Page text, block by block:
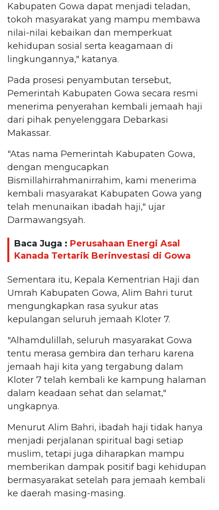
Kabupaten Gowa dapat menjadi teladan,
tokoh masyarakat yang mampu membawa
nilai-nilai kebaikan dan memperkuat
kehidupan sosial serta keagamaan di
lingkungannya," katanya.
Pada prosesi penyambutan tersebut,
Pemerintah Kabupaten Gowa secara resmi
menerima penyerahan kembali jemaah haji
dari pihak penyelenggara Debarkasi
Makassar.
"Atas nama Pemerintah Kabupaten Gowa,
dengan mengucapkan
Bismillahirrahmanirrahim, kami menerima
kembali masyarakat Kabupaten Gowa yang
telah menunaikan ibadah haji," ujar
Darmawangsyah.
Baca Juga : Perusahaan Energi Asal
Kanada Tertarik Berinvestasi di Gowa
Sementara itu, Kepala Kementrian Haji dan
Umrah Kabupaten Gowa, Alim Bahri turut
mengungkapkan rasa syukur atas
kepulangan seluruh jemaah Kloter 7.
"Alhamdulillah, seluruh masyarakat Gowa
tentu merasa gembira dan terharu karena
jemaah haji kita yang tergabung dalam
Kloter 7 telah kembali ke kampung halaman
dalam keadaan sehat dan selamat,"
ungkapnya.
Menurut Alim Bahri, ibadah haji tidak hanya
menjadi perjalanan spiritual bagi setiap
muslim, tetapi juga diharapkan mampu
memberikan dampak positif bagi kehidupan
bermasyarakat setelah para jemaah kembali
ke daerah masing-masing.